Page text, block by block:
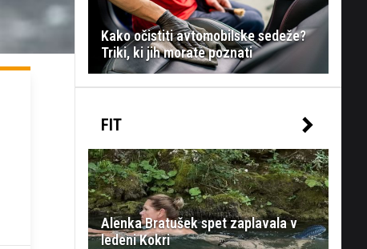
Kako očistiti avtomobilske sedeže?
Triki, ki jih morate poznati
FIT
Alenka Bratušek spet zaplavala v
ledeni Kokri